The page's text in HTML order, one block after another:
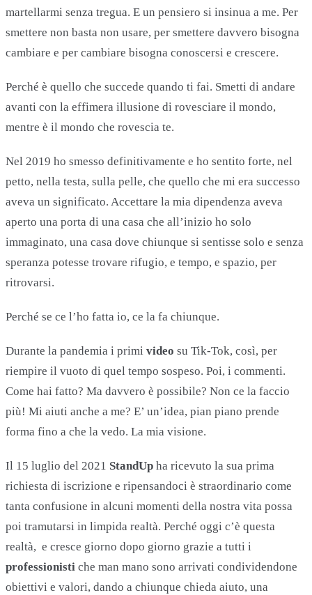
martellarmi senza tregua. E un pensiero si insinua a me. Per
smettere non basta non usare, per smettere davvero bisogna
cambiare e per cambiare bisogna conoscersi e crescere.
Perché è quello che succede quando ti fai. Smetti di andare
avanti con la effimera illusione di rovesciare il mondo,
mentre è il mondo che rovescia te.
Nel 2019 ho smesso definitivamente e ho sentito forte, nel
petto, nella testa, sulla pelle, che quello che mi era successo
aveva un significato. Accettare la mia dipendenza aveva
aperto una porta di una casa che all’inizio ho solo
immaginato, una casa dove chiunque si sentisse solo e senza
speranza potesse trovare rifugio, e tempo, e spazio, per
ritrovarsi.
Perché se ce l’ho fatta io, ce la fa chiunque.
Durante la pandemia i primi video su Tik-Tok, così, per
riempire il vuoto di quel tempo sospeso. Poi, i commenti.
Come hai fatto? Ma davvero è possibile? Non ce la faccio
più! Mi aiuti anche a me? E’ un’idea, pian piano prende
forma fino a che la vedo. La mia visione.
Il 15 luglio del 2021 StandUp ha ricevuto la sua prima
richiesta di iscrizione e ripensandoci è straordinario come
tanta confusione in alcuni momenti della nostra vita possa
poi tramutarsi in limpida realtà. Perché oggi c’è questa
realtà, e cresce giorno dopo giorno grazie a tutti i
professionisti che man mano sono arrivati condividendone
obiettivi e valori, dando a chiunque chieda aiuto, una